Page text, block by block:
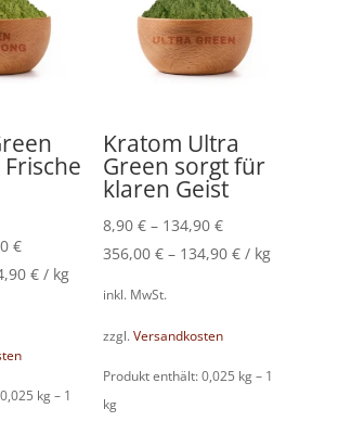
Frische
€
€/ kg
kg– 1
Kratom Ultra
Green sorgt für
klaren Geist
8,90€ – 134,90€
356,00€ – 134,90€ / kg
inkl. MwSt.
zzgl.Versandkosten
Produkt enthält: 0,025 kg– 1
kg